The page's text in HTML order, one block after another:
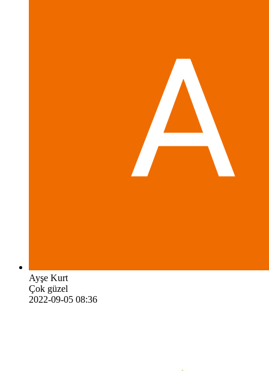
Ayşe Kurt
Çok güzel
2022-09-05 08:36